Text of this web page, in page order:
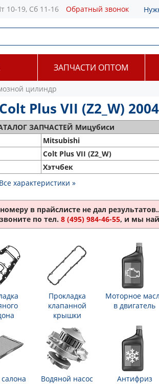
10-19, Сб 11-16 Обратный звонок
ЗАПЧАСТИ ОПТОМ
цилиндр
Plus VII (Z2_W)
ЗАПЧАСТЕЙ Мицубиси
Mitsubishi
Colt Plus VII (Z2_W)
Хэтчбек
Все характеристики »
в прайслисте не дал
по тел. 8 (495) 984-46-55, и мы
Прокладка
клапанной
крышки
Моторное
в двигатель
Водяной насос Антифриз